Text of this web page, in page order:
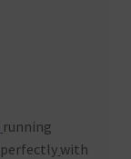
running
perfectly with